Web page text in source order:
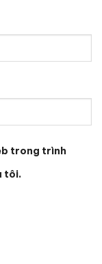
trong trình
tôi.